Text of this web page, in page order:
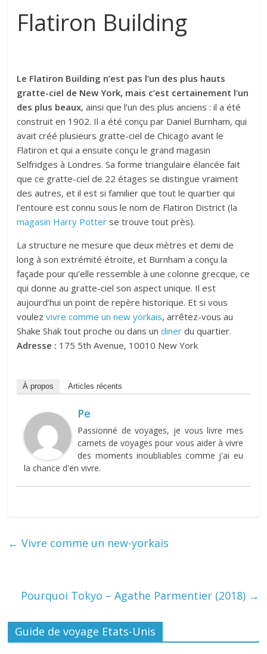
Flatiron Building
Le Flatiron Building n’est pas l’un des plus hauts
gratte-ciel de New York, mais c’est certainement l’un
des plus beaux, ainsi que l’un des plus anciens : il a été
construit en 1902. Il a été conçu par Daniel Burnham, qui
avait créé plusieurs gratte-ciel de Chicago avant le
Flatiron et qui a ensuite conçu le grand magasin
Selfridges à Londres. Sa forme triangulaire élancée fait
que ce gratte-ciel de 22 étages se distingue vraiment
des autres, et il est si familier que tout le quartier qui
l’entoure est connu sous le nom de Flatiron District (la
magasin Harry Potter se trouve tout près).
La structure ne mesure que deux mètres et demi de
long à son extrémité étroite, et Burnham a conçu la
façade pour qu’elle ressemble à une colonne grecque, ce
qui donne au gratte-ciel son aspect unique. Il est
aujourd’hui un point de repère historique. Et si vous
voulezvivre comme un new yorkais, arrêtez-vous au
Shake Shak tout proche ou dans undiner du quartier.
Adresse : 175 5th Avenue, 10010 New York
À propos Articles récents
Pe
Passionné de voyages, je vous livre mes
carnets de voyages pour vous aider à vivre
des moments inoubliables comme j'ai eu
la chance d'en vivre.
← Vivre comme un new-yorkais
Pourquoi Tokyo – Agathe Parmentier (2018) →
Guide de voyage Etats-Unis